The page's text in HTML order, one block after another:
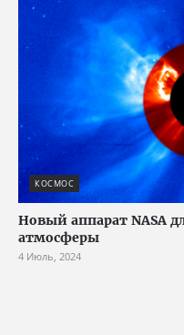
КОСМОС
Новый аппарат NASA
атмосферы
4 Июль, 2024